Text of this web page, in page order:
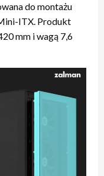
do montażu
ITX. Produkt
mm i wagą 7,6